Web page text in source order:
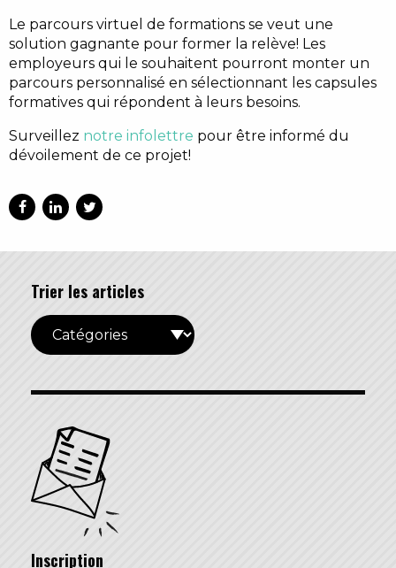
Le parcours virtuel de formations se veut une
solution gagnante pour former la relève! Les
employeurs qui le souhaitent pourront monter un
parcours personnalisé en sélectionnant les capsules
formatives qui répondent à leurs besoins.
Surveillez notre infolettre pour être informé du
dévoilement de ce projet!
Trier les articles
Inscription